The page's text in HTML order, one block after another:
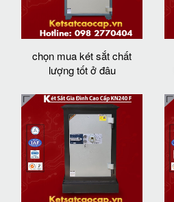
chọn mua két sắt chất
lượng tốt ở đâu